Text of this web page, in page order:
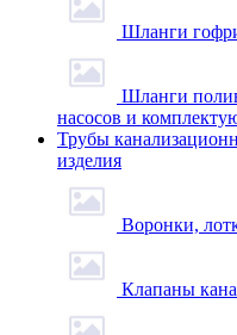
Шланги
Шланги
насосов и
Трубы
изделия
Воронки,
Клапаны